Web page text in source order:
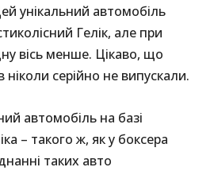
унікальний автомобіль
Гелік, але при
вісь менше. Цікаво, що
ніколи серійно не випускали.
автомобіль на базі
– такого ж, як у боксера
таких авто